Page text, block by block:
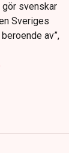
gör svenskar
Sveriges
av”,